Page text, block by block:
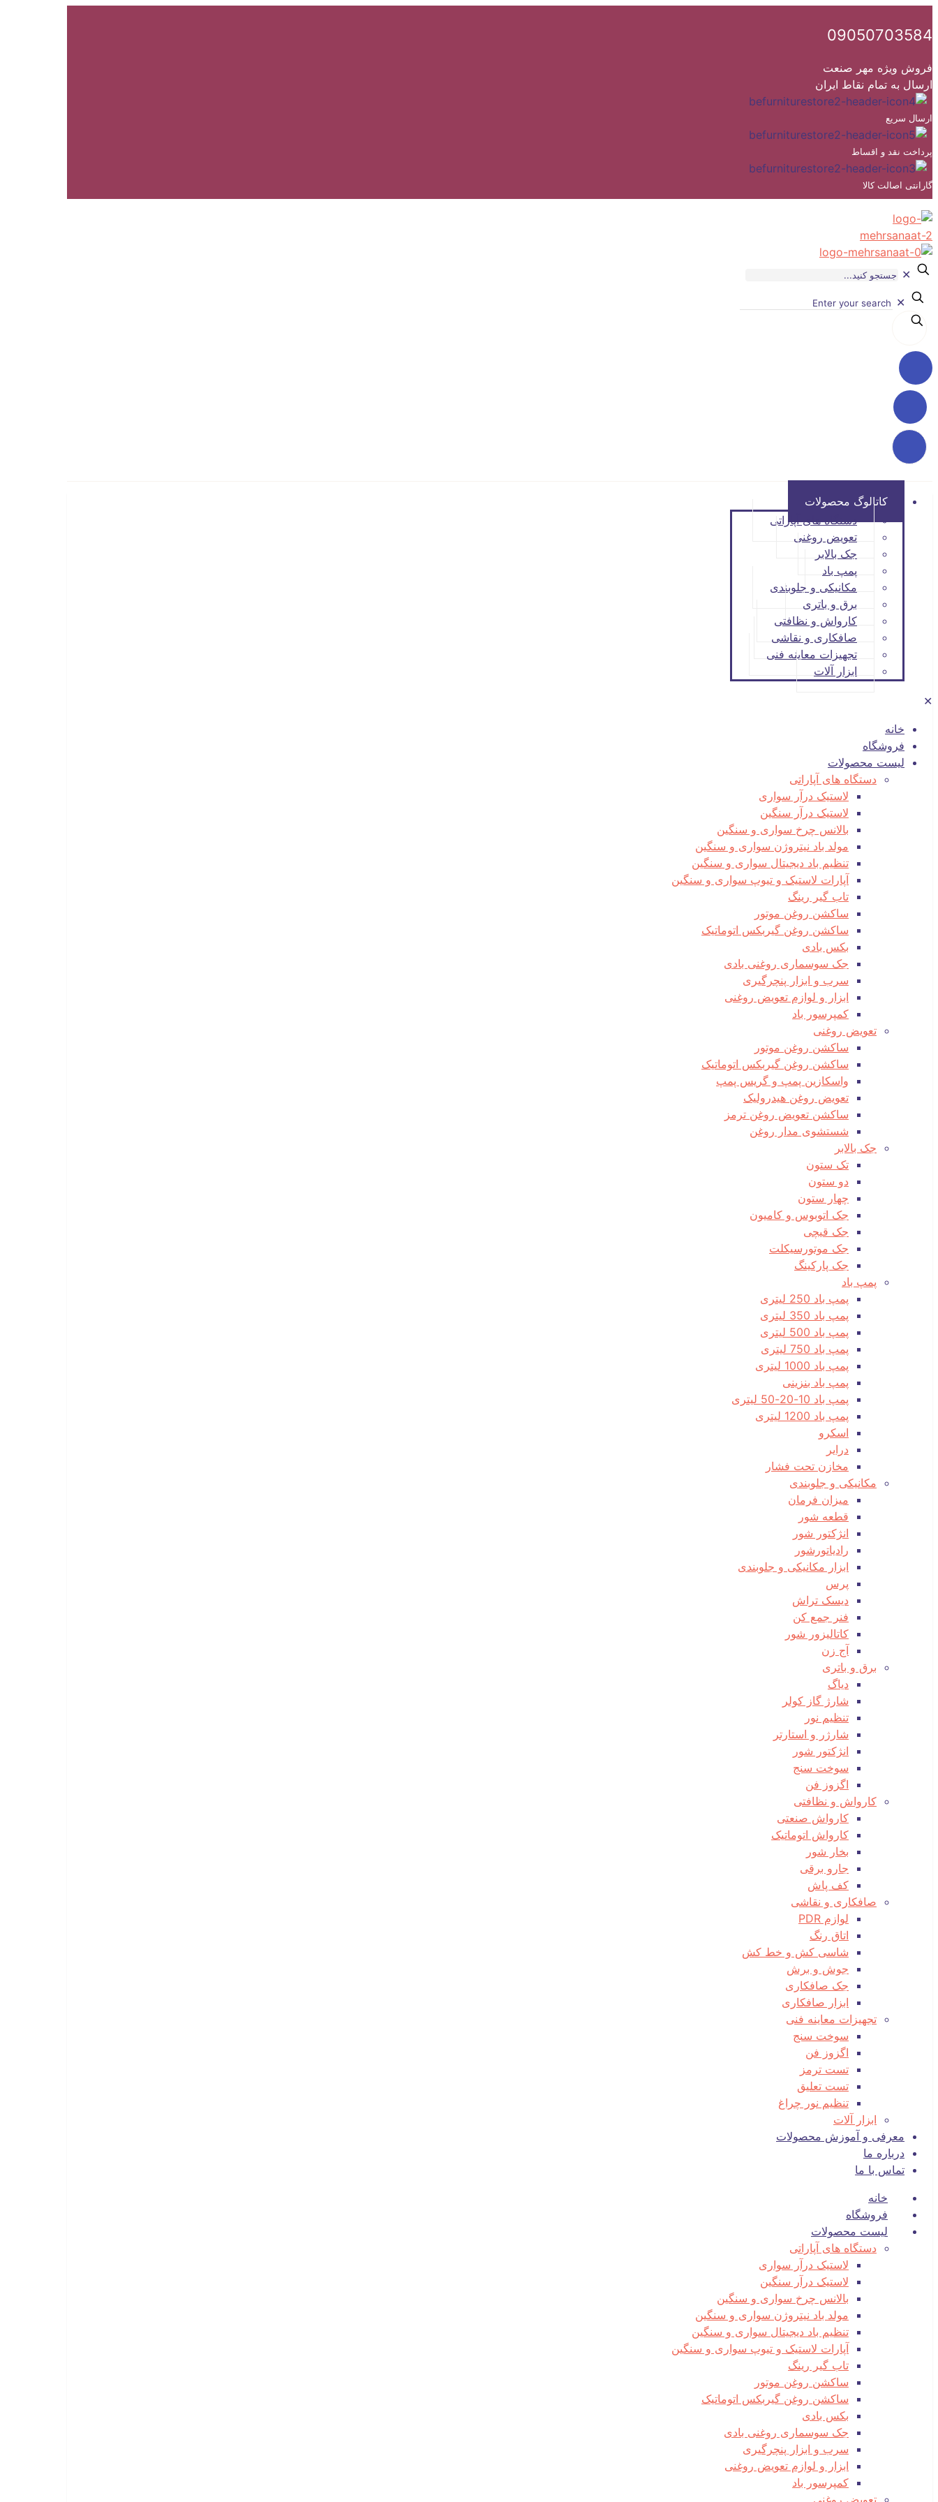
09050703584
فروش ویژه مهر صنعت
ارسال به تمام نقاط ایران
ارسال سریع
پرداخت نقد و اقساط
گارانتی اصالت کالا
✕
✕
کاتالوگ محصولات
دستگاه های آپاراتی
تعویض روغنی
جک بالابر
پمپ باد
مکانیکی و جلوبندی
برق و باتری
کارواش و نظافتی
صافکاری و نقاشی
تجهیزات معاینه فنی
ابزار آلات
✕
خانه
فروشگاه
لیست محصولات
دستگاه های آپاراتی
لاستیک درآر سواری
لاستیک درآر سنگین
بالانس چرخ سواری و سنگین
مولد باد نیتروژن سواری و سنگین
تنظیم باد دیجیتال سواری و سنگین
آپارات لاستیک و تیوپ سواری و سنگین
تاب گیر رینگ
ساکشن روغن موتور
ساکشن روغن گیربکس اتوماتیک
بکس بادی
جک سوسماری روغنی بادی
سرب و ابزار پنچرگیری
ابزار و لوازم تعویض روغنی
کمپرسور باد
تعویض روغنی
ساکشن روغن موتور
ساکشن روغن گیربکس اتوماتیک
واسکازین پمپ و گریس پمپ
تعویض روغن هیدرولیک
ساکشن تعویض روغن ترمز
شستشوی مدار روغن
جک بالابر
تک ستون
دو ستون
چهار ستون
جک اتوبوس و کامیون
جک قیچی
جک موتورسیکلت
جک پارکینگ
پمپ باد
پمپ باد 250 لیتری
پمپ باد 350 لیتری
پمپ باد 500 لیتری
پمپ باد 750 لیتری
پمپ باد 1000 لیتری
پمپ باد بنزینی
پمپ باد 10-20-50 لیتری
پمپ باد 1200 لیتری
اسکرو
درایر
مخازن تحت فشار
مکانیکی و جلوبندی
میزان فرمان
قطعه شور
انژکتور شور
رادیاتورشور
ابزار مکانیکی و جلوبندی
پرس
دیسک تراش
فنر جمع کن
کاتالیزور شور
آج زن
برق و باتری
دیاگ
شارژ گاز کولر
تنظیم نور
شارژر و استارتر
انژکتور شور
سوخت سنج
اگزوز فن
کارواش و نظافتی
کارواش صنعتی
کارواش اتوماتیک
بخار شور
جارو برقی
کف پاش
صافکاری و نقاشی
لوازم PDR
اتاق رنگ
شاسی کش و خط کش
جوش و برش
جک صافکاری
ابزار صافکاری
تجهیزات معاینه فنی
سوخت سنج
اگزوز فن
تست ترمز
تست تعلیق
تنظیم نور چراغ
ابزار آلات
معرفی و آموزش محصولات
درباره ما
تماس با ما
خانه
فروشگاه
لیست محصولات
دستگاه های آپاراتی
لاستیک درآر سواری
لاستیک درآر سنگین
بالانس چرخ سواری و سنگین
مولد باد نیتروژن سواری و سنگین
تنظیم باد دیجیتال سواری و سنگین
آپارات لاستیک و تیوپ سواری و سنگین
تاب گیر رینگ
ساکشن روغن موتور
ساکشن روغن گیربکس اتوماتیک
بکس بادی
جک سوسماری روغنی بادی
سرب و ابزار پنچرگیری
ابزار و لوازم تعویض روغنی
کمپرسور باد
تعویض روغنی